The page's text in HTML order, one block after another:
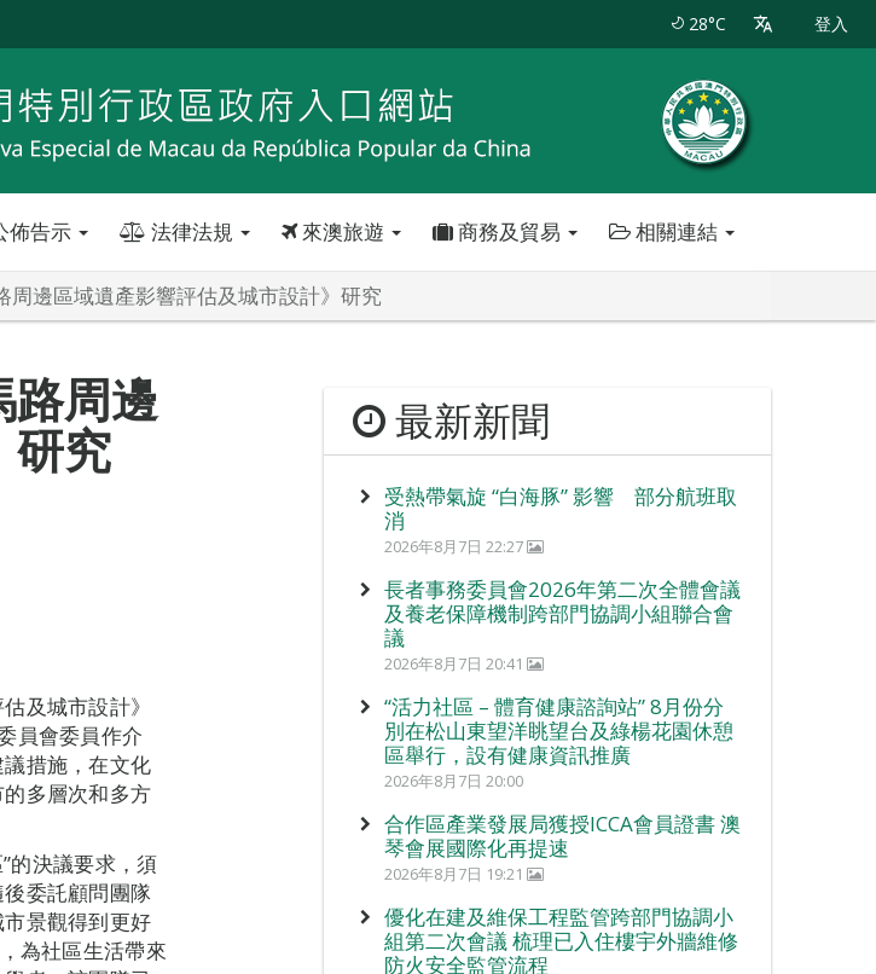
28°C 登入
佈告示 法律法規 來澳旅遊 商務及貿易 相關連結
邊區域遺產影響評估及城市設計》研究
路周邊
研究
及城市設計》
員會委員作介
措施，在文化
多層次和多方
的決議要求，須
委託顧問團隊
景觀得到更好
為社區生活帶來
最新新聞
受熱帶氣旋 “白海豚” 影響 部分航班取
消
2026年8月7日 22:27
長者事務委員會2026年第二次全體會議
及養老保障機制跨部門協調小組聯合會
議
2026年8月7日 20:41
“活力社區 – 體育健康諮詢站” 8月份分
別在松山東望洋眺望台及綠楊花園休憩
區舉行，設有健康資訊推廣
2026年8月7日 20:00
合作區產業發展局獲授ICCA會員證書 澳
琴會展國際化再提速
2026年8月7日 19:21
優化在建及維保工程監管跨部門協調小
組第二次會議 梳理已入住樓宇外牆維修
防火安全監管流程